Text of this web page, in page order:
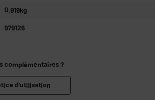
0,919kg
979126
complémentaires ?
d'utilisation